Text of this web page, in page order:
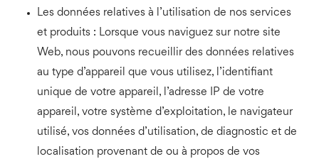
Les données relatives à l’utilisation de nos services
et produits : Lorsque vous naviguez sur notre site
Web, nous pouvons recueillir des données relatives
au type d’appareil que vous utilisez, l’identifiant
unique de votre appareil, l’adresse IP de votre
appareil, votre système d’exploitation, le navigateur
utilisé, vos données d’utilisation, de diagnostic et de
localisation provenant de ou à propos de vos